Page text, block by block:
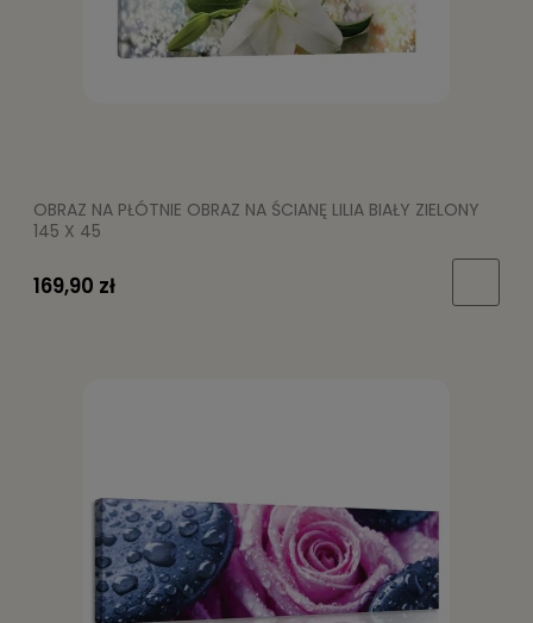
OBRAZ NA PŁÓTNIE OBRAZ NA ŚCIANĘ LILIA BIAŁY ZIELONY
145 X 45
169,90 zł